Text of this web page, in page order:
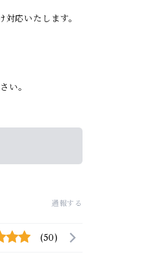
応いたします。
い。
通報する
(50)